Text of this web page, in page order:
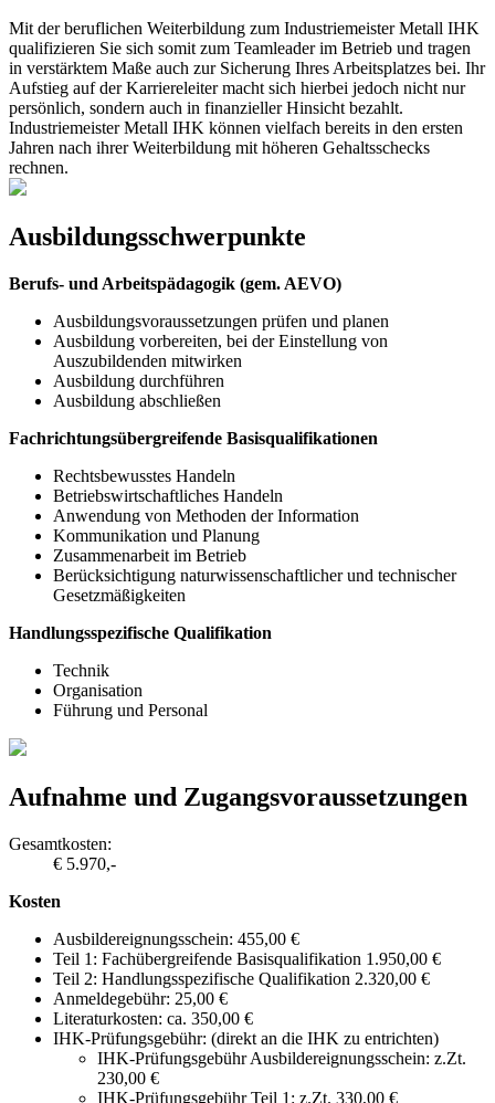
Mit der beruflichen Weiterbildung zum Industriemeister Metall IHK
qualifizieren Sie sich somit zum Teamleader im Betrieb und tragen
in verstärktem Maße auch zur Sicherung Ihres Arbeitsplatzes bei. Ihr
Aufstieg auf der Karriereleiter macht sich hierbei jedoch nicht nur
persönlich, sondern auch in finanzieller Hinsicht bezahlt.
Industriemeister Metall IHK können vielfach bereits in den ersten
Jahren nach ihrer Weiterbildung mit höheren Gehaltsschecks
rechnen.
Ausbildungsschwerpunkte
Berufs- und Arbeitspädagogik (gem. AEVO)
Ausbildungsvoraussetzungen prüfen und planen
Ausbildung vorbereiten, bei der Einstellung von
Auszubildenden mitwirken
Ausbildung durchführen
Ausbildung abschließen
Fachrichtungsübergreifende Basisqualifikationen
Rechtsbewusstes Handeln
Betriebswirtschaftliches Handeln
Anwendung von Methoden der Information
Kommunikation und Planung
Zusammenarbeit im Betrieb
Berücksichtigung naturwissenschaftlicher und technischer
Gesetzmäßigkeiten
Handlungsspezifische Qualifikation
Technik
Organisation
Führung und Personal
Aufnahme und Zugangsvoraussetzungen
Gesamtkosten:
€ 5.970,-
Kosten
Ausbildereignungsschein: 455,00 €
Teil 1: Fachübergreifende Basisqualifikation 1.950,00 €
Teil 2: Handlungsspezifische Qualifikation 2.320,00 €
Anmeldegebühr: 25,00 €
Literaturkosten: ca. 350,00 €
IHK-Prüfungsgebühr: (direkt an die IHK zu entrichten)
IHK-Prüfungsgebühr Ausbildereignungsschein: z.Zt.
230,00 €
IHK-Prüfungsgebühr Teil 1: z.Zt. 330,00 €